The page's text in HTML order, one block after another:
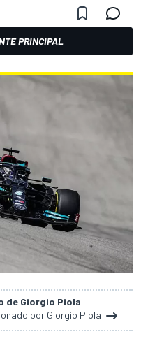
PRINCIPAL
de Giorgio Piola
por Giorgio Piola